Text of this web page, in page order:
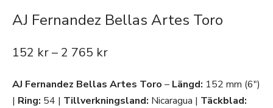
AJ Fernandez Bellas Artes Toro
152 kr– 2 765 kr
AJ Fernandez Bellas Artes Toro – Längd: 152 mm (6″)
| Ring: 54 | Tillverkningsland: Nicaragua | Täckblad: